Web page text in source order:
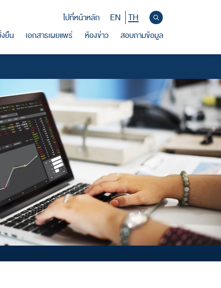
ไปที่หน้าหลัก EN TH
ยืน เอกสารเผยแพร่ ห้องข่าว สอบถามข้อมูล